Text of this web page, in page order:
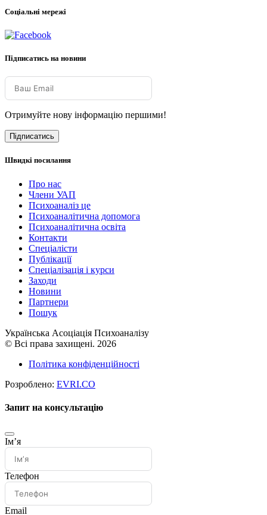
Соціальні мережі
Підписатись на новини
Отримуйте нову інформацію першими!
Підписатись
Швидкі посилання
Про нас
Члени УАП
Психоаналіз це
Психоаналітична допомога
Психоаналітична освіта
Контакти
Спеціалісти
Публікації
Cпеціалізація і курси
Заходи
Новини
Партнери
Пошук
Українська Асоціація Психоаналізу
© Всі права захищені. 2026
Політика конфіденційності
Розроблено: EVRI.CO
Запит на консультацію
Імʼя
Телефон
Email